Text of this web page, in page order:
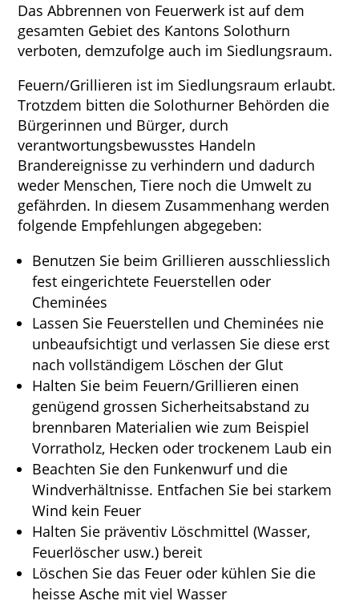
Das Abbrennen von Feuerwerk ist auf dem
gesamten Gebiet des Kantons Solothurn
verboten, demzufolge auch im Siedlungsraum.
Feuern/Grillieren ist im Siedlungsraum erlaubt.
Trotzdem bitten die Solothurner Behörden die
Bürgerinnen und Bürger, durch
verantwortungsbewusstes Handeln
Brandereignisse zu verhindern und dadurch
weder Menschen, Tiere noch die Umwelt zu
gefährden. In diesem Zusammenhang werden
folgende Empfehlungen abgegeben:
Benutzen Sie beim Grillieren ausschliesslich
fest eingerichtete Feuerstellen oder
Cheminées
Lassen Sie Feuerstellen und Cheminées nie
unbeaufsichtigt und verlassen Sie diese erst
nach vollständigem Löschen der Glut
Halten Sie beim Feuern/Grillieren einen
genügend grossen Sicherheitsabstand zu
brennbaren Materialien wie zum Beispiel
Vorratholz, Hecken oder trockenem Laub ein
Beachten Sie den Funkenwurf und die
Windverhältnisse. Entfachen Sie bei starkem
Wind kein Feuer
Halten Sie präventiv Löschmittel (Wasser,
Feuerlöscher usw.) bereit
Löschen Sie das Feuer oder kühlen Sie die
heisse Asche mit viel Wasser